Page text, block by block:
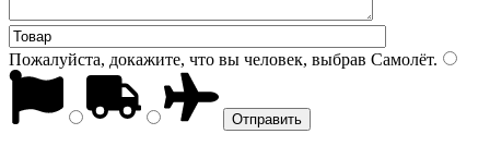
Пожалуйста, докажите, что вы человек, выбрав Самолёт.